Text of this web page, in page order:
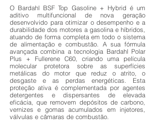
O Bardahl BSF Top Gasoline + Hybrid é um
aditivo multifuncional de nova geração
desenvolvido para otimizar o desempenho e a
durabilidade dos motores a gasolina e híbridos,
atuando de forma completa em todo o sistema
de alimentação e combustão. A sua fórmula
avançada combina a tecnologia Bardahl Polar
Plus + Fullerene C60, criando uma película
molecular protetora sobre as superfícies
metálicas do motor que reduz o atrito, o
desgaste e as perdas energéticas. Esta
proteção ativa é complementada por agentes
detergentes e dispersantes de elevada
eficácia, que removem depósitos de carbono,
vernizes e gomas acumulados em injetores,
válvulas e câmaras de combustão.